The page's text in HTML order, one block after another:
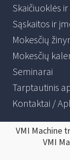
Skaičiuoklės
Sąskaitos ir
Mokesčių
Mokesčių
Seminarai
Tarptautinis
Kontaktai /
VMI Machine
VMI